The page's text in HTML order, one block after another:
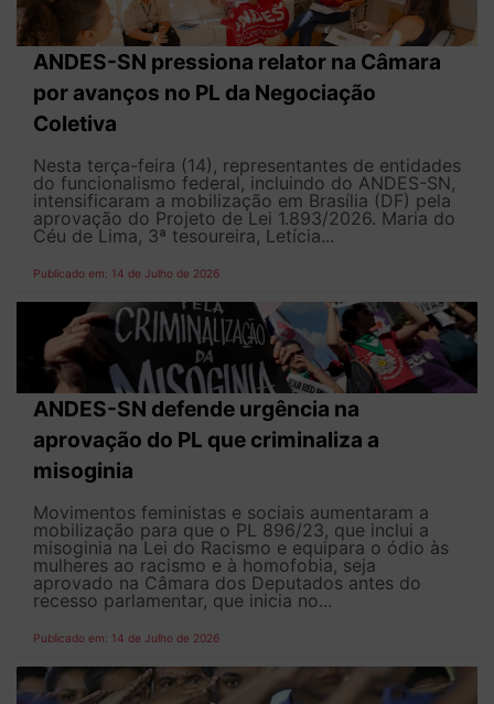
ANDES-SN pressiona relator na Câmara
por avanços no PL da Negociação
Coletiva
Nesta terça-feira (14), representantes de entidades
do funcionalismo federal, incluindo do ANDES-SN,
intensificaram a mobilização em Brasília (DF) pela
aprovação do Projeto de Lei 1.893/2026. Maria do
Céu de Lima, 3ª tesoureira, Letícia...
Publicado em: 14 de Julho de 2026
ANDES-SN defende urgência na
aprovação do PL que criminaliza a
misoginia
Movimentos feministas e sociais aumentaram a
mobilização para que o PL 896/23, que inclui a
misoginia na Lei do Racismo e equipara o ódio às
mulheres ao racismo e à homofobia, seja
aprovado na Câmara dos Deputados antes do
recesso parlamentar, que inicia no...
Publicado em: 14 de Julho de 2026